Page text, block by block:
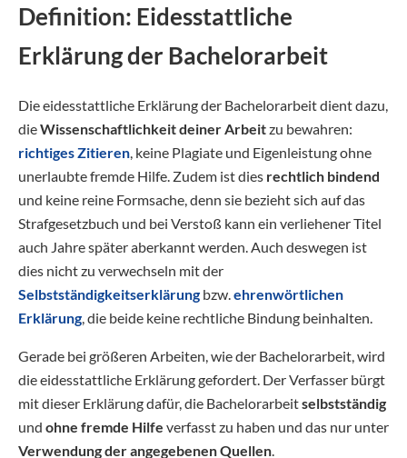
Definition: Eidesstattliche
Erklärung der Bachelorarbeit
Die eidesstattliche Erklärung der Bachelorarbeit dient dazu,
dieWissenschaftlichkeit deiner Arbeitzu bewahren:
richtiges Zitieren, keine Plagiate und Eigenleistung ohne
unerlaubte fremde Hilfe. Zudem ist dies rechtlich bindend
und keine reine Formsache, denn sie bezieht sich auf das
Strafgesetzbuch und bei Verstoß kann ein verliehener Titel
auch Jahre später aberkannt werden. Auch deswegen ist
dies nicht zu verwechseln mit der
Selbstständigkeitserklärung bzw.ehrenwörtlichen
Erklärung, die beide keine rechtliche Bindung beinhalten.
Gerade bei größeren Arbeiten, wie der Bachelorarbeit, wird
die eidesstattliche Erklärung gefordert. Der Verfasser bürgt
mit dieser Erklärung dafür, die Bachelorarbeitselbstständig
und ohne fremde Hilfe verfasst zu haben und das nur unter
Verwendung der angegebenen Quellen.